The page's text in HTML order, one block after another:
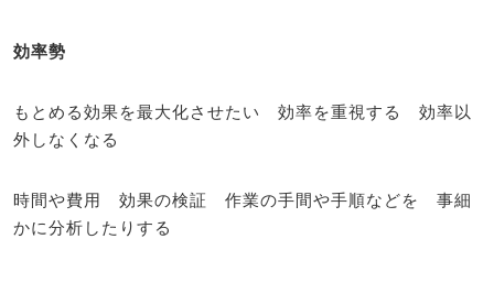
効率勢
もとめる効果を最大化させたい 効率を重視する 効率以
外しなくなる
時間や費用 効果の検証 作業の手間や手順などを 事細
かに分析したりする